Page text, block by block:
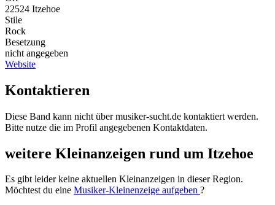
22524 Itzehoe
Stile
Rock
Besetzung
nicht angegeben
Website
Kontaktieren
Diese Band kann nicht über musiker-sucht.de kontaktiert werden.
Bitte nutze die im Profil angegebenen Kontaktdaten.
weitere Kleinanzeigen rund um Itzehoe
Es gibt leider keine aktuellen Kleinanzeigen in dieser Region.
Möchtest du eine Musiker-Kleinenzeige aufgeben ?